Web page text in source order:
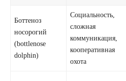
Боттеноз
носорогий
(bottlenose
dolphin)
Социальность,
сложная
коммуникация,
кооперативная
охота